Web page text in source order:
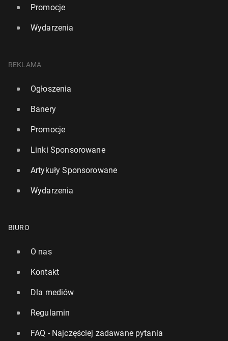
Promocje
Wydarzenia
REKLAMA
Ogłoszenia
Banery
Promocje
Linki Sponsorowane
Artykuły Sponsorowane
Wydarzenia
BIURO
O nas
Kontakt
Dla mediów
Regulamin
FAQ - Najczęściej zadawane pytania